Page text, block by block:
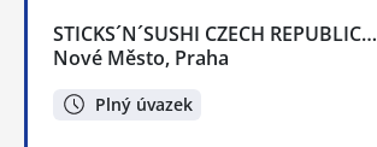
STICKS´N´SUSHI CZECH REPUBLIC…
Nové Město, Praha
Plný úvazek